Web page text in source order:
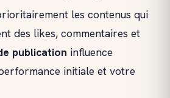
les contenus qui
des likes, commentaires et
publication influence
initiale et votre